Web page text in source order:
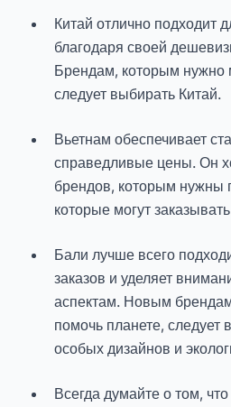
Китай отлично подходит
благодаря своей
Брендам, которым нужно
следует выбирать Китай.
Вьетнам обеспечивает
справедливые цены. Он
брендов, которым нужны
которые могут
Бали лучше всего
заказов и уделяет
аспектам. Новым
помочь планете, следует
особых дизайнов и
Всегда думайте о том,